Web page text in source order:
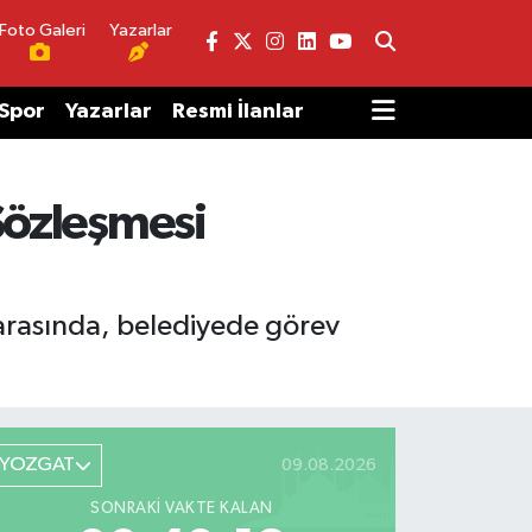
Foto Galeri Yazarlar
Yazarlar Resmi İlanlar
belediyede görev
YOZGAT 09.08.2026
SONRAKI VAKTE KALAN